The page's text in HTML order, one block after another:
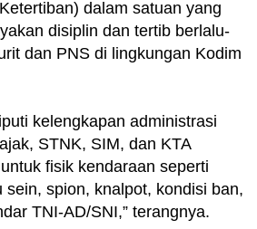
dalam satuan yang
disiplin dan tertib berlalu-
dan PNS di lingkungan Kodim
kelengkapan administrasi
STNK, SIM, dan KTA
fisik kendaraan seperti
sein, spion, knalpot, kondisi ban,
TNI-AD/SNI,” terangnya.